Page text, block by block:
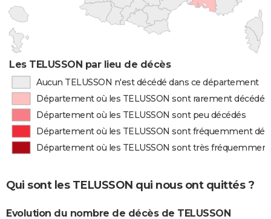
Les TELUSSON par lieu de décès
Aucun TELUSSON n'est décédé dans ce département
Département où les TELUSSON sont rarement décédés
Département où les TELUSSON sont peu décédés
Département où les TELUSSON sont fréquemment
Département où les TELUSSON sont très
Qui sont les TELUSSON qui nous ont quittés ?
Evolution du nombre de décès de TELUSSON